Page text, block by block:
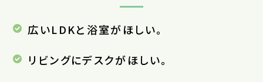
広いLDKと浴室がほしい。
リビングにデスクがほしい。